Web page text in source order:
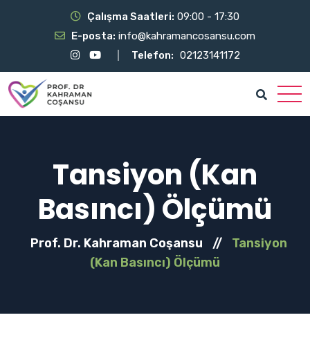
Çalışma Saatleri: 09:00 - 17:30
E-posta: info@kahramancosansu.com
Telefon: 02123141172
Tansiyon (Kan
Basıncı) Ölçümü
Prof. Dr. Kahraman Coşansu //
Tansiyon
(Kan Basıncı) Ölçümü